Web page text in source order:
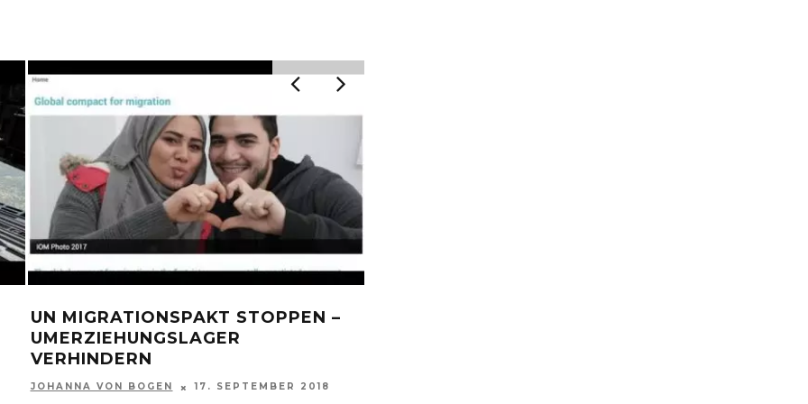
INSZENIERT:
– KRIEG GEGEN
30. MÄRZ 2017
MÜSSEN KLIMABETRÜGER BALD
INS GEFÄNGNIS? | 8.469 €
FLÜCHTLINGE“